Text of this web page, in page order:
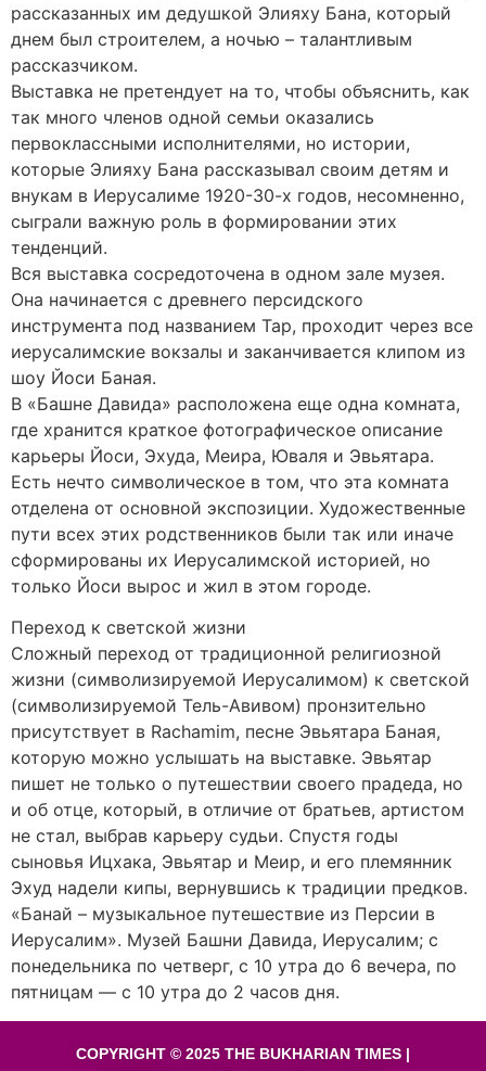
рассказанных им дедушкой Элияху Бана, который
днем был строителем, а ночью – талантливым
рассказчиком.
Выставка не претендует на то, чтобы объяснить, как
так много членов одной семьи оказались
первоклассными исполнителями, но истории,
которые Элияху Бана рассказывал своим детям и
внукам в Иерусалиме 1920-30-х годов, несомненно,
сыграли важную роль в формировании этих
тенденций.
Вся выставка сосредоточена в одном зале музея.
Она начинается с древнего персидского
инструмента под названием Тар, проходит через все
иерусалимские вокзалы и заканчивается клипом из
шоу Йоси Баная.
В «Башне Давида» расположена еще одна комната,
где хранится краткое фотографическое описание
карьеры Йоси, Эхуда, Меира, Юваля и Эвьятара.
Есть нечто символическое в том, что эта комната
отделена от основной экспозиции. Художественные
пути всех этих родственников были так или иначе
сформированы их Иерусалимской историей, но
только Йоси вырос и жил в этом городе.
Переход к светской жизни
Сложный переход от традиционной религиозной
жизни (символизируемой Иерусалимом) к светской
(символизируемой Тель-Авивом) пронзительно
присутствует в Rachamim, песне Эвьятара Баная,
которую можно услышать на выставке. Эвьятар
пишет не только о путешествии своего прадеда, но
и об отце, который, в отличие от братьев, артистом
не стал, выбрав карьеру судьи. Спустя годы
сыновья Ицхака, Эвьятар и Меир, и его племянник
Эхуд надели кипы, вернувшись к традиции предков.
«Банай – музыкальное путешествие из Персии в
Иерусалим». Музей Башни Давида, Иерусалим; с
понедельника по четверг, с 10 утра до 6 вечера, по
пятницам — с 10 утра до 2 часов дня.
COPYRIGHT © 2025 THE BUKHARIAN TIMES |